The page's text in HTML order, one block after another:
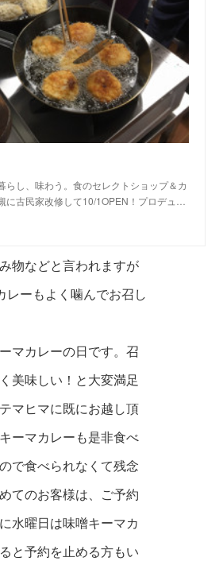
らし、味わう。食のセレクトショップ＆カ
古民家改修して10/1OPEN！プロデュ…
物などと言われますが
レーもよく噛んでお召し
マカレーの日です。召
美味しい！と大変満足
マヒマに既にお越し頂
ーマカレーも是非食べ
で食べられな くて残念
てのお客様は、 ご予約
水曜日は味噌キーマカ
と予約を止める方もい